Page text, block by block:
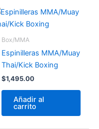
Box/MMA
Espinilleras MMA/Muay
Thai/Kick Boxing
$1,495.00
Añadir al
carrito